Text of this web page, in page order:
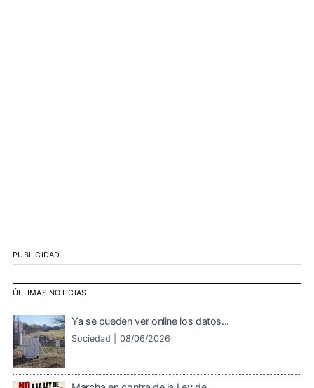
PUBLICIDAD
ÚLTIMAS NOTICIAS
Ya se pueden ver online los datos...
Sociedad | 08/06/2026